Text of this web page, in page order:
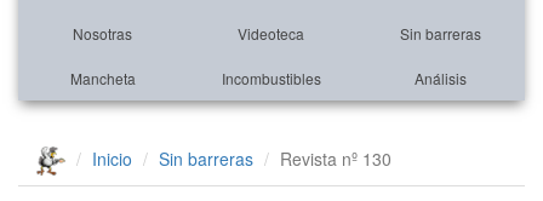
Nosotras Videoteca Sin barreras
Mancheta Incombustibles Análisis
Inicio Sin barreras Revista nº 130